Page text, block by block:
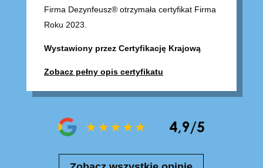
Firma Dezynfeusz® otrzymała certyfikat Firma
Roku 2023.
Wystawiony przez Certyfikację Krajową
Zobacz pełny opis certyfikatu